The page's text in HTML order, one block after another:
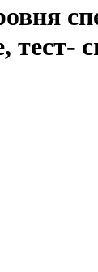
тест-